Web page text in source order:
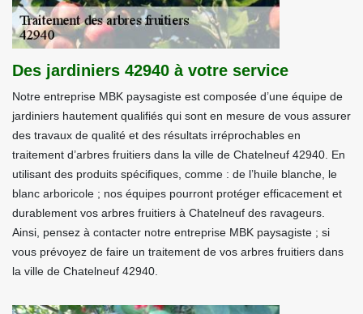
Des jardiniers 42940 à votre service
Notre entreprise MBK paysagiste est composée d’une équipe de
jardiniers hautement qualifiés qui sont en mesure de vous assurer
des travaux de qualité et des résultats irréprochables en
traitement d’arbres fruitiers dans la ville de Chatelneuf 42940. En
utilisant des produits spécifiques, comme : de l’huile blanche, le
blanc arboricole ; nos équipes pourront protéger efficacement et
durablement vos arbres fruitiers à Chatelneuf des ravageurs.
Ainsi, pensez à contacter notre entreprise MBK paysagiste ; si
vous prévoyez de faire un traitement de vos arbres fruitiers dans
la ville de Chatelneuf 42940.